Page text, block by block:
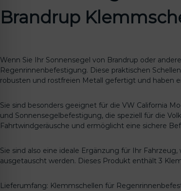
Brandrup
Wenn Sie Ihr Sonnensegel von Brandrup oder
Regenrinnenbefestigung. Diese praktischen
robusten und rostfreien Metall gefertigt und haben
Sie sind besonders geeignet für die VW California
und Sonnensegelbefestigung, die speziell für die
Fahrtwindgeräusche und ermöglicht eine sichere
Sie sind also eine ideale Ergänzung für Ihr
ausgetauscht werden. Dieses Produkt enthält 3
Lieferumfang: Klemmschellen für